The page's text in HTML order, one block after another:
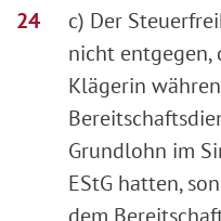
c) Der
nicht entgegen,
Klägerin
Grundlohn im
EStG hatten,